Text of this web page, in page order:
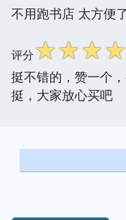
不用跑书店 太方便
评分☆☆☆☆
挺不错的，赞一个
挺，大家放心买吧